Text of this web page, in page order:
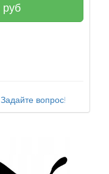
руб
Задайте вопрос!